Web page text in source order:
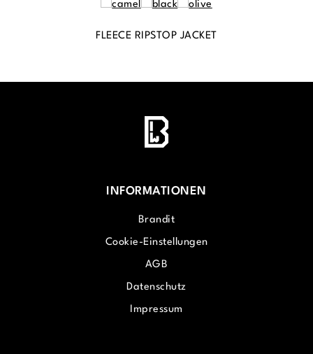
FLEECE RIPSTOP JACKET
INFORMATIONEN
Brandit
Cookie-Einstellungen
AGB
Datenschutz
Impressum